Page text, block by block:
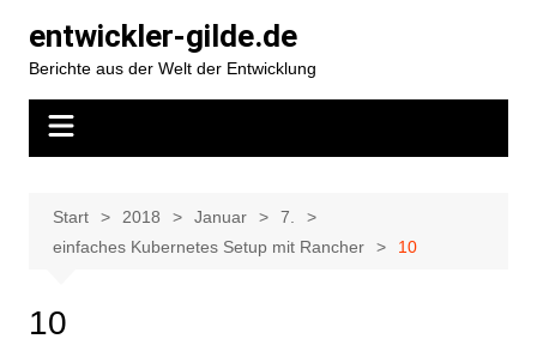
Inhalt
springen
entwickler-gilde.de
Berichte aus der Welt der Entwicklung
Start 2018 Januar
7.
einfaches Kubernetes Setup mit Rancher
10
10